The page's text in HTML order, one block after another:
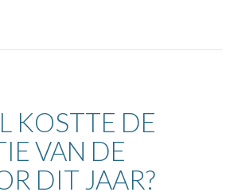
KOSTTE DE
VAN DE
DIT JAAR?